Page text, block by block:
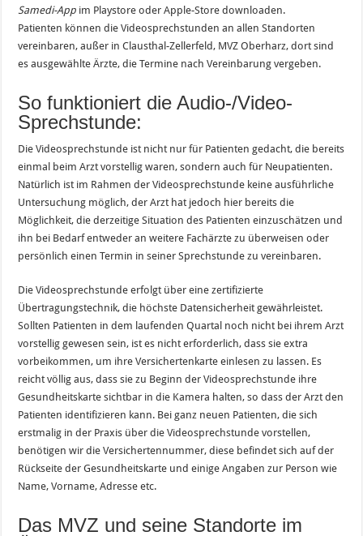
Samedi-App im Playstore oder Apple-Store downloaden.
Patienten können die Videosprechstunden an allen Standorten
vereinbaren, außer in Clausthal-Zellerfeld, MVZ Oberharz, dort sind
es ausgewählte Ärzte, die Termine nach Vereinbarung vergeben.
So funktioniert die Audio-/Video-
Sprechstunde:
Die Videosprechstunde ist nicht nur für Patienten gedacht, die bereits
einmal beim Arzt vorstellig waren, sondern auch für Neupatienten.
Natürlich ist im Rahmen der Videosprechstunde keine ausführliche
Untersuchung möglich, der Arzt hat jedoch hier bereits die
Möglichkeit, die derzeitige Situation des Patienten einzuschätzen und
ihn bei Bedarf entweder an weitere Fachärzte zu überweisen oder
persönlich einen Termin in seiner Sprechstunde zu vereinbaren.
Die Videosprechstunde erfolgt über eine zertifizierte
Übertragungstechnik, die höchste Datensicherheit gewährleistet.
Sollten Patienten in dem laufenden Quartal noch nicht bei ihrem Arzt
vorstellig gewesen sein, ist es nicht erforderlich, dass sie extra
vorbeikommen, um ihre Versichertenkarte einlesen zu lassen. Es
reicht völlig aus, dass sie zu Beginn der Videosprechstunde ihre
Gesundheitskarte sichtbar in die Kamera halten, so dass der Arzt den
Patienten identifizieren kann. Bei ganz neuen Patienten, die sich
erstmalig in der Praxis über die Videosprechstunde vorstellen,
benötigen wir die Versichertennummer, diese befindet sich auf der
Rückseite der Gesundheitskarte und einige Angaben zur Person wie
Name, Vorname, Adresse etc.
Das MVZ und seine Standorte im